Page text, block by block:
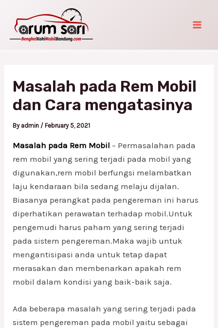
content
Masalah pada Rem Mobil
dan Cara mengatasinya
By admin / February 5, 2021
Masalah pada Rem Mobil – Permasalahan pada
rem mobil yang sering terjadi pada mobil yang
digunakan,rem mobil berfungsi melambatkan
laju kendaraan bila sedang melaju dijalan.
Biasanya perangkat pada pengereman ini harus
diperhatikan perawatan terhadap mobil.Untuk
pengemudi harus paham yang sering terjadi
pada sistem pengereman.Maka wajib untuk
mengantisipasi anda untuk tetap dapat
merasakan dan membenarkan apakah rem
mobil dalam kondisi yang baik-baik saja.
Ada beberapa masalah yang sering terjadi pada
sistem pengereman pada mobil yaitu sebagai
navigation